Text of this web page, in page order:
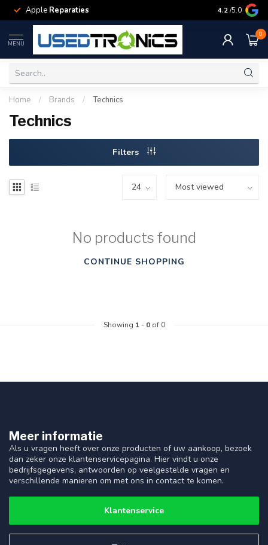
Apple Reparaties Samsung
4.2 /5.0
MENU
0
Home / Brands / Technics
Technics
Filters
No products found
CONTINUE SHOPPING
Showing 1- 0of 0
Meer informatie
Als u vragen heeft over onze producten of uw aankoop, bezoek
dan zeker onze klantenservicepagina. Hier vindt u onze
bedrijfsgegevens, antwoorden op veelgestelde vragen en
verschillende manieren om met ons in contact te komen.
Klantenservice